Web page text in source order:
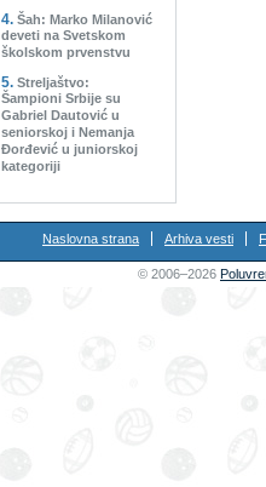
Šah: Marko Milanović
deveti na Svetskom
školskom prvenstvu
Streljaštvo:
Šampioni Srbije su
Gabriel Dautović u
seniorskoj i Nemanja
Đorđević u juniorskoj
kategoriji
Naslovna strana Arhiva vesti
© 2006–2026